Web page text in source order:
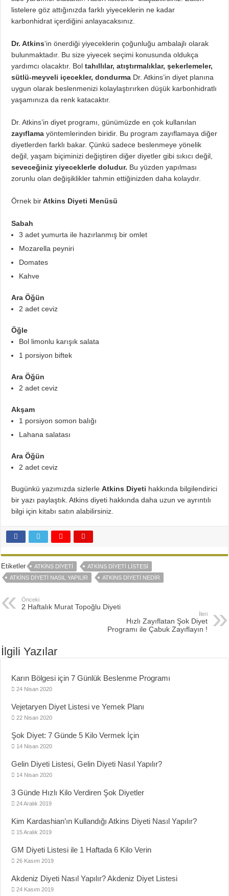
listelere göz attığınızda farklı yiyeceklerin ne kadar
karbonhidrat içerdiğini anlayacaksınız.
Dr. Atkins‘in önerdiği yiyeceklerin çoğunluğu ambalajlı olarak
bulunmaktadır. Bu size yiyecek seçimi konusunda oldukça
yardımcı olacaktır. Boltahıllılar, atıştırmalıklar, şekerlemeler,
sütlü-meyveli içecekler, dondurma Dr. Atkins’in diyet planına
uygun olarak beslenmenizi kolaylaştırırken düşük karbonhidratlı
yaşamınıza da renk katacaktır.
Dr. Atkins’in diyet programı, günümüzde en çok kullanılan
zayıflamayöntemlerinden biridir. Bu program zayıflamaya diğer
diyetlerden farklı bakar. Çünkü sadece beslenmeye yönelik
değil, yaşam biçiminizi değiştiren diğer diyetler gibi sıkıcı değil,
seveceğiniz yiyeceklerle doludur. Bu yüzden yapılması
zorunlu olan değişiklikler tahmin ettiğinizden daha kolaydır.
Örnek birAtkins Diyeti Menüsü
Sabah
3 adet yumurta ile hazırlanmış bir omlet
Mozarella peyniri
Domates
Kahve
Ara Öğün
2 adet ceviz
Öğle
Bol limonlu karışık salata
1 porsiyon biftek
Ara Öğün
2 adet ceviz
Akşam
1 porsiyon somon balığı
Lahana salatası
Ara Öğün
2 adet ceviz
Bugünkü yazımızda sizlerleAtkins Diyeti hakkında bilgilendirici
bir yazı paylaştık. Atkins diyeti hakkında daha uzun ve ayrıntılı
bilgi için kitabı satın alabilirsiniz.
Etiketler ATKINS DIYETI
ATKINS DIYETI LISTESI
ATKINS DIYETI NASIL YAPILIR
ATKINS DIYETI NEDIR
Önceki
2 Haftalık Murat Topoğlu Diyeti
İleri
Hızlı Zayıflatan Şok Diyet
Programı ile Çabuk Zayıflayın !
İlgili Yazılar
Karın Bölgesi için 7 Günlük Beslenme Programı
24 Nisan 2020
Vejetaryen Diyet Listesi ve Yemek Planı
22 Nisan 2020
Şok Diyet: 7 Günde 5 Kilo Vermek İçin
14 Nisan 2020
Gelin Diyeti Listesi, Gelin Diyeti Nasıl Yapılır?
14 Nisan 2020
3 Günde Hızlı Kilo Verdiren Şok Diyetler
24 Aralık 2019
Kim Kardashian’ın Kullandığı Atkins Diyeti Nasıl Yapılır?
15 Aralık 2019
GM Diyeti Listesi ile 1 Haftada 6 Kilo Verin
26 Kasım 2019
Akdeniz Diyeti Nasıl Yapılır? Akdeniz Diyet Listesi
24 Kasım 2019